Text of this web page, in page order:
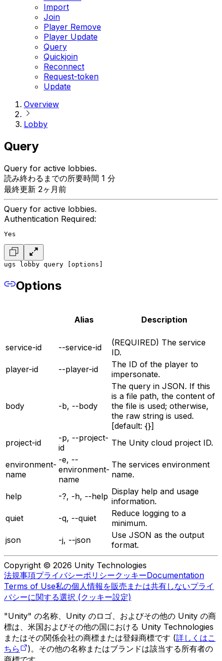
Import
Join
Player Remove
Player Update
Query
Quickjoin
Reconnect
Request-token
Update
Overview
Lobby
Query
Query for active lobbies.
読み終わるまでの所要時間 1 分
最終更新 2ヶ月前
Query for active lobbies.
Authentication Required:
Yes
ugs lobby query [options]
Options
Alias Description
service-id --service-id
(REQUIRED) The service
ID.
player-id
--player-id
The ID of the player to
impersonate.
body -b, --body
The query in JSON. If this
is a file path, the content of
the file is used; otherwise,
the raw string is used.
[default: {}]
project-id
-p, --project-
id
The Unity cloud project ID.
environment-
name
-e, --
environment-
name
The services environment
name.
help -?, -h, --help Display help and usage
information.
quiet
-q, --quiet
Reduce logging to a
minimum.
json
-j, --json
Use JSON as the output
format.
Copyright © 2026 Unity Technologies
法規事項プライバシーポリシークッキーDocumentation
Terms of Use私の個人情報を販売または共有しないプライ
バシーに関する選択 (クッキー設定)
"Unity" の名称、Unity のロゴ、およびその他の Unity の商
標は、米国およびその他の国における Unity Technologies
またはその関係会社の商標または登録商標です (詳しくはこ
ちら
)。その他の名称またはブランドは該当する所有者の